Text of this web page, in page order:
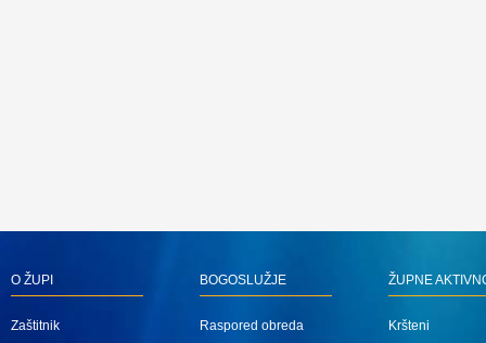
O ŽUPI
Zaštitnik
BOGOSLUŽJE
Raspored obreda
ŽUPNE
Kršteni